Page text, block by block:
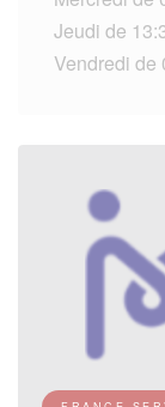
Jeudi de
Vendredi de